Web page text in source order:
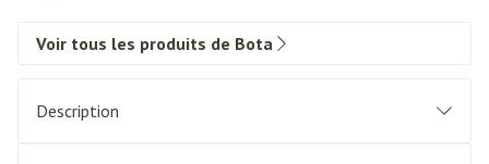
Voir tous les produits de Bota
Description